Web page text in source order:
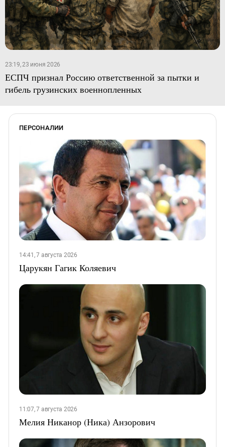
23:19, 23 июня 2026
ЕСПЧ признал Россию ответственной за пытки и
гибель грузинских военнопленных
ПЕРСОНАЛИИ
14:41, 7 августа 2026
Царукян Гагик Коляевич
11:07, 7 августа 2026
Мелия Никанор (Ника) Анзорович